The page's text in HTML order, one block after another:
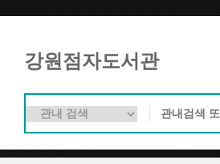
강원점자도서관